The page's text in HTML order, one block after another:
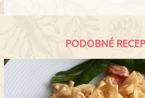
PODOBNÉ